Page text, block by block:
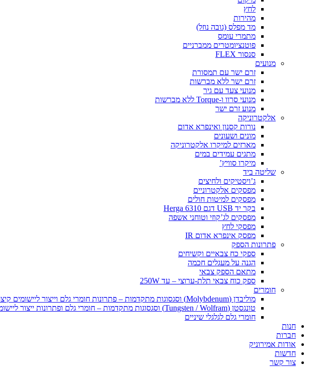
לחץ
מהירות
מד מפלס (גובה נוזל)
מתמרי עומס
פוטנציומטרים ממברניים
סנסור FLEX
מנועים
זרם ישר עם תמסורת
זרם ישר ללא מברשות
מנועי צעד עם גיר
מנועי סרוו ו-Torque ללא מברשות
מנוע זרם ישר
אלקטרוניקה
נורות קסנון ואינפרא אדום
מונים ושעונים
מארזים למיקרו אלקטרוניקה
מתגים עמידים במים
מיקרו סוויץ’
שליטה ביד
ג’ויסטיקים ולחיצים
מפסקים אלקטרוניים
מפסקים למיטות חולים
בקר יד USB דגם Herga 6310
מפסקים לג’קוזי וטוחני אשפה
מפסקי לחץ
מפסק אינפרא אדום IR
פתרונות הספק
ספקי כח צבאיים וקשיחים
הגנה על מעגלים חכמה
מתאם הספק צבאי
ספק כוח צבאי תלת-ערוצי – עד 250W
חומרים
מוליבדן (Molybdenum) וסגסוגות מתקדמות – פתרונות חומרי גלם וייצור ליישומים קיצוניים
טונגסטן (Tungsten / Wolfram) וסגסוגות מתקדמות – חומרי גלם ופתרונות ייצור ליישומים קיצוניים
חומרי גלם לגלגלי שיניים
חנות
חברות
אודות אמירוניק
חדשות
צור קשר